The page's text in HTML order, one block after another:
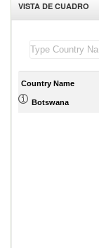
VISTA DE CUADRO
Country Name
Botswana